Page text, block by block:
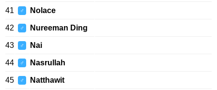
41 ♂ Nolace
42 ♂ Nureeman Ding
43 ♂ Nai
44 ♂ Nasrullah
45 ♂ Natthawit